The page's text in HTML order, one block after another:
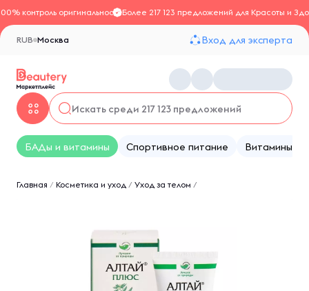
контроль оригинальностиБолее 217 123 предложений для Красоты и
Москва
RUB Вход для эксперта
БАДы и витамины Спортивное питание Витамины
Главная / Косметика и уход / Уход за телом /